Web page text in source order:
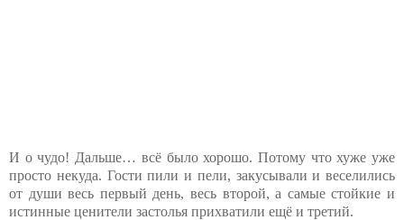
И о чудо! Дальше… всё было хорошо. Потому что хуже уже
просто некуда. Гости пили и пели, закусывали и веселились
от души весь первый день, весь второй, а самые стойкие и
истинные ценители застолья прихватили ещё и третий.